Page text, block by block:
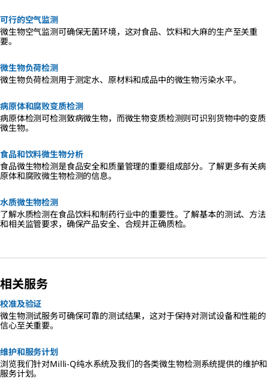
可行的空气监测
微生物空气监测可确保无菌环境，这对食品、饮料和大麻的生产至关重
要。
微生物负荷检测
微生物负荷检测用于测定水、原材料和成品中的微生物污染水平。
病原体和腐败变质检测
病原体检测可检测致病微生物，而微生物变质检测则可识别货物中的变质
微生物。
食品和饮料微生物分析
食品微生物检测是食品安全和质量管理的重要组成部分。了解更多有关病
原体和腐败微生物检测的信息。
水质微生物检测
了解水质检测在食品饮料和制药行业中的重要性。了解基本的测试、方法
和相关监管要求，确保产品安全、合规并正确质检。
相关服务
校准及验证
微生物测试服务可确保可靠的测试结果，这对于保持对测试设备和性能的
信心至关重要。
维护和服务计划
浏览我们针对Milli-Q纯水系统及我们的各类微生物检测系统提供的维护和
服务计划。